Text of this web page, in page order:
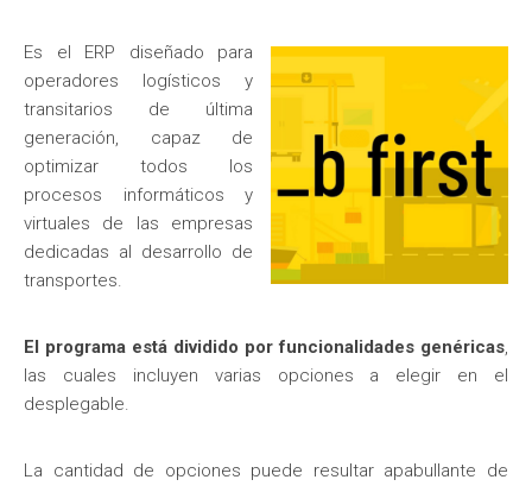
Es el ERP diseñado para
operadores logísticos y
transitarios de última
generación, capaz de
optimizar todos los
procesos informáticos y
virtuales de las empresas
dedicadas al desarrollo de
transportes.
El programa está dividido por funcionalidades genéricas,
las cuales incluyen varias opciones a elegir en el
desplegable.
La cantidad de opciones puede resultar apabullante de